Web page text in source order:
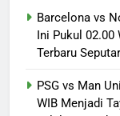
Barcelona vs
Ini Pukul 02.00
Terbaru
PSG vs Man
WIB Menjadi